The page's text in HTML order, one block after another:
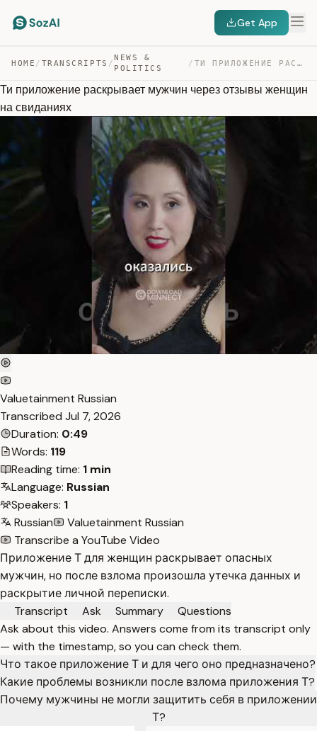
Get App
HOME / TRANSCRIPTS /
NEWS &
POLITICS
/ ТИ ПРИЛОЖЕНИЕ РАСКРЫВАЕТ МУЖЧИН ЧЕРЕЗ ОТЗЫВЫ ЖЕНЩИН НА … — TRANSCRIPT
Ти приложение раскрывает мужчин через отзывы женщин
на свиданиях
Valuetainment Russian
Transcribed Jul 7, 2026
Duration: 0:49
Words: 119
Reading time: 1 min
Language: Russian
Speakers: 1
Russian
Valuetainment Russian
Transcribe a YouTube Video
Приложение Т для женщин раскрывает опасных
мужчин, но после взлома произошла утечка данных и
раскрытие личной переписки.
Transcript
Ask Summary
Questions
Ask about this video. Answers come from its transcript only
— with the timestamp, so you can check them.
Что такое приложение Т и для чего оно предназначено?
Какие проблемы возникли после взлома приложения Т?
Почему мужчины не могли защитить себя в приложении
Т?